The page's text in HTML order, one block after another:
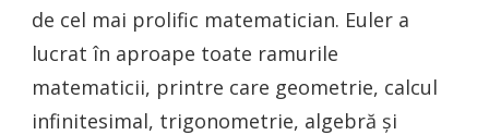
de cel mai prolific matematician. Euler a
lucrat în aproape toate ramurile
matematicii, printre care geometrie, calcul
infinitesimal, trigonometrie, algebră și